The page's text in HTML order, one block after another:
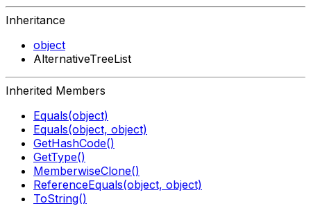
Inheritance
object
AlternativeTreeList
Inherited Members
Equals(object)
Equals(object, object)
GetHashCode()
GetType()
MemberwiseClone()
ReferenceEquals(object, object)
ToString()